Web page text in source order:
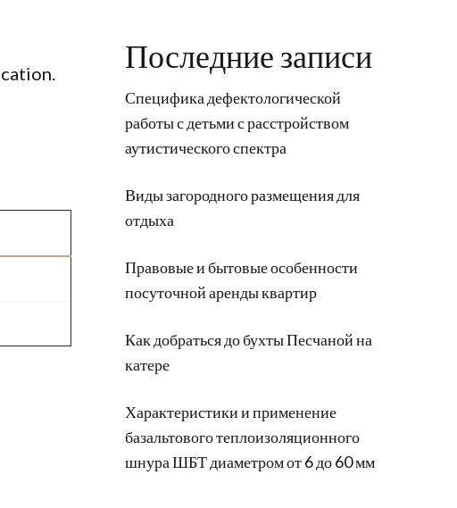
Последние записи
Специфика дефектологической
работы с детьми с расстройством
аутистического спектра
Виды загородного размещения для
отдыха
Правовые и бытовые особенности
посуточной аренды квартир
Как добраться до бухты Песчаной на
катере
Характеристики и применение
базальтового теплоизоляционного
шнура ШБТ диаметром от 6 до 60 мм